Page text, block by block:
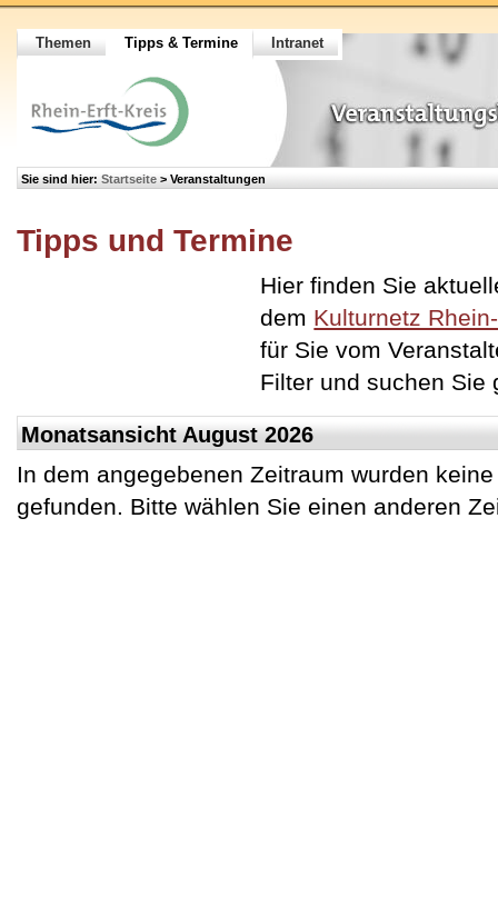
Themen Tipps & Termine Intranet
Sie sind hier:Startseite >Veranstaltungen
Tipps und Termine
Hier finden Sie
dem Kulturnetz
für Sie vom
Filter und suchen
Monatsansicht August 2026
In dem angegebenen Zeitraum wurden
gefunden. Bitte wählen Sie einen anderen